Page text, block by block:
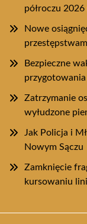
półroczu 2026
Nowe
Bezpieczne
przygotowania
Zatrzymanie
wyłudzone
Jak Policja i
Nowym Sączu
Zamknięcie
kursowaniu